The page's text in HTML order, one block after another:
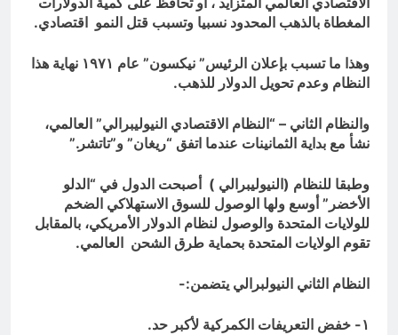
المغطاة بالذهب المحدود نسبيا وتسبب قتل النمو اقتصادي.
وهذا ما تسبب بإعلان الرئيس” نيكسون” عام ١٩٧١ نهاية هذا
النظام وعدم تحويل الدولار للذهب.
والنظام الثاني – “النظام الاقتصادي النيوليبرالي” العالمي،
نشأ مع بداية الثمانينات عندما اتفق “ريغان” و”تاتشر.”
وطبقا للنظام (النيوليبرالي ) أصبحت الدول في “الدلو
الأخضر” أوسع ولها الوصول للسوق الاستهلاكي الضخم
للولايات المتحدة والوصول لنظام الدولار الأمريكي، بالمقابل
تقوم الولايات المتحدة بحماية طرق الشحن العالمي.
النظام الثاني النيولبرالي يتضمن:-
١- خفض التعريفات الكمركية لأكبر حد.